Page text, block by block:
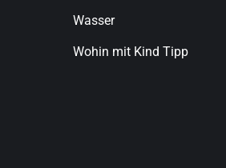
Wasser
Wohin mit Kind Tipp